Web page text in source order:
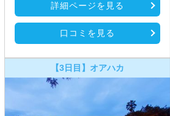
詳細ページを見る
口コミを見る
【3日目】オアハカ